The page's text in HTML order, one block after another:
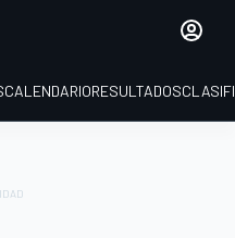
CALENDARIORESULTADOS